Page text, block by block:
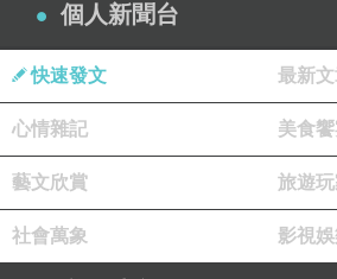
版主回應
考完很久了= =&quot
2007-10-20 19:41:27
個人新聞台
快速發文 最新
心情雜記 美食
藝文欣賞 旅遊
社會萬象 影視